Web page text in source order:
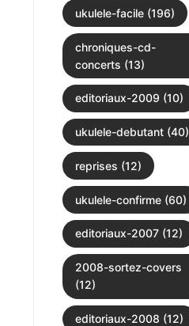
ukulele-facile (196)
chroniques-cd-
concerts (13)
editoriaux-2009 (10)
ukulele-debutant (40)
reprises (12)
ukulele-confirme (60)
editoriaux-2007 (12)
2008-sortez-covers
(12)
editoriaux-2008 (12)